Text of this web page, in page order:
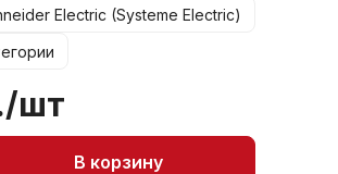
Electric (Systeme Electric)
шт
В корзину